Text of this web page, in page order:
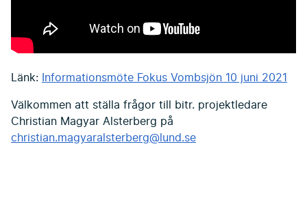
Länk: Informationsmöte Fokus Vombsjön 10 juni 2021
Välkommen att ställa frågor till bitr. projektledare
Christian Magyar Alsterberg på
christian.magyaralsterberg@lund.se